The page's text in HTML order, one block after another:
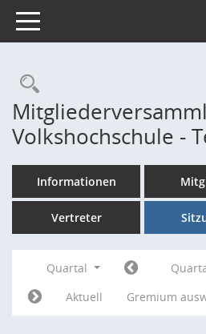
Toggle navigation
Rechercheauswahl
Volkshochschule -
Informationen
Vertreter
Quartal
Aktuell
Gremium